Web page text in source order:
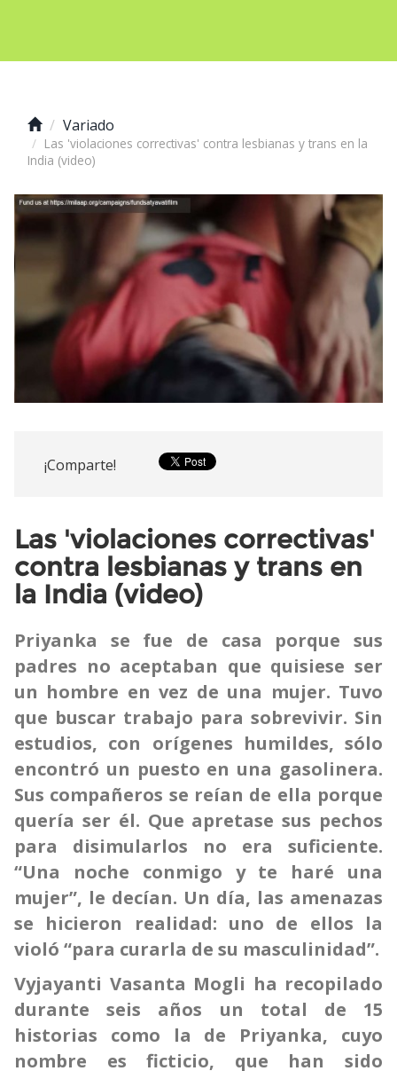
Variado
Las 'violaciones correctivas' contra lesbianas y trans en la
India (video)
¡Comparte!
Las 'violaciones correctivas'
contra lesbianas y trans en
la India (video)
Priyanka se fue de casa porque sus
padres no aceptaban que quisiese ser
un hombre en vez de una mujer. Tuvo
que buscar trabajo para sobrevivir. Sin
estudios, con orígenes humildes, sólo
encontró un puesto en una gasolinera.
Sus compañeros se reían de ella porque
quería ser él. Que apretase sus pechos
para disimularlos no era suficiente.
“Una noche conmigo y te haré una
mujer”, le decían. Un día, las amenazas
se hicieron realidad: uno de ellos la
violó “para curarla de su masculinidad”.
Vyjayanti Vasanta Mogli ha recopilado
durante seis años un total de 15
historias como la de Priyanka, cuyo
nombre es ficticio, que han sido